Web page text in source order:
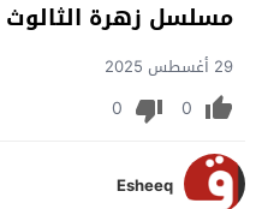
مسلسل زهرة الثالوث
29 أغسطس 2025
0
0
Esheeq